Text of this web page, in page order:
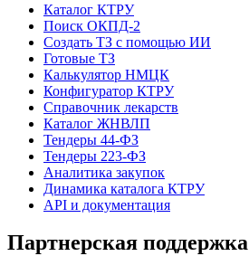
Каталог КТРУ
Поиск ОКПД-2
Создать ТЗ с помощью ИИ
Готовые ТЗ
Калькулятор НМЦК
Конфигуратор КТРУ
Справочник лекарств
Каталог ЖНВЛП
Тендеры 44-ФЗ
Тендеры 223-ФЗ
Аналитика закупок
Динамика каталога КТРУ
API и документация
Партнерская поддержка